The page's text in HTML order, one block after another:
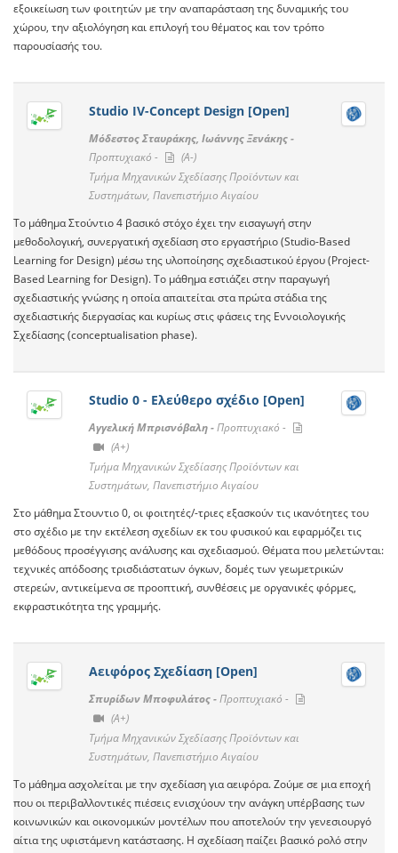
εξοικείωση των φοιτητών με την αναπαράσταση της δυναμικής του
χώρου, την αξιολόγηση και επιλογή του θέματος και τον τρόπο
παρουσίασής του.
Studio IV-Concept Design [Open]
Μόδεστος Σταυράκης, Ιωάννης Ξενάκης -
Προπτυχιακό -
(A-)
Τμήμα Μηχανικών Σχεδίασης Προϊόντων και
Συστημάτων, Πανεπιστήμιο Αιγαίου
Το μάθημα Στούντιο 4 βασικό στόχο έχει την εισαγωγή στην
μεθοδολογική, συνεργατική σχεδίαση στο εργαστήριο (Studio-Based
Learning for Design) μέσω της υλοποίησης σχεδιαστικού έργου (Project-
Based Learning for Design). Το μάθημα εστιάζει στην παραγωγή
σχεδιαστικής γνώσης η οποία απαιτείται στα πρώτα στάδια της
σχεδιαστικής διεργασίας και κυρίως στις φάσεις της Εννοιολογικής
Σχεδίασης (conceptualisation phase).
Studio 0 - Ελεύθερο σχέδιο [Open]
Αγγελική Μπρισνόβαλη -Προπτυχιακό -
(A+)
Τμήμα Μηχανικών Σχεδίασης Προϊόντων και
Συστημάτων, Πανεπιστήμιο Αιγαίου
Στο μάθημα Στουντιο 0, οι φοιτητές/-τριες εξασκούν τις ικανότητες του
στο σχέδιο με την εκτέλεση σχεδίων εκ του φυσικού και εφαρμόζει τις
μεθόδους προσέγγισης ανάλυσης και σχεδιασμού. Θέματα που μελετώνται:
τεχνικές απόδοσης τρισδιάστατων όγκων, δομές των γεωμετρικών
στερεών, αντικείμενα σε προοπτική, συνθέσεις με οργανικές φόρμες,
εκφραστικότητα της γραμμής.
Αειφόρος Σχεδίαση [Open]
Σπυρίδων Μποφυλάτος -Προπτυχιακό -
(A+)
Τμήμα Μηχανικών Σχεδίασης Προϊόντων και
Συστημάτων, Πανεπιστήμιο Αιγαίου
Το μάθημα ασχολείται με την σχεδίαση για αειφόρα. Ζούμε σε μια εποχή
που οι περιβαλλοντικές πιέσεις ενισχύουν την ανάγκη υπέρβασης των
κοινωνικών και οικονομικών μοντέλων που αποτελούν την γενεσιουργό
αίτια της υφιστάμενη κατάστασης. Η σχεδίαση παίζει βασικό ρολό στην